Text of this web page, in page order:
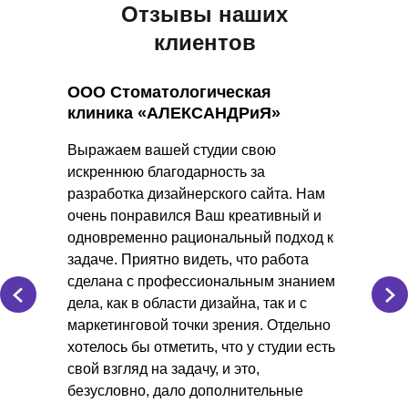
Отзывы наших
клиентов
ООО Стоматологическая
клиника «АЛЕКСАНДРиЯ»
Выражаем вашей студии свою
искреннюю благодарность за
разработка дизайнерского сайта. Нам
очень понравился Ваш креативный и
одновременно рациональный подход к
задаче. Приятно видеть, что работа
сделана с профессиональным знанием
дела, как в области дизайна, так и с
маркетинговой точки зрения. Отдельно
хотелось бы отметить, что у студии есть
свой взгляд на задачу, и это,
безусловно, дало дополнительные